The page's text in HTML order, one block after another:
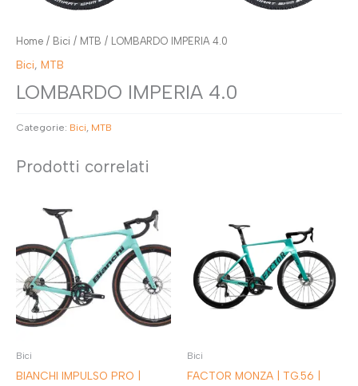
Home / Bici / MTB / LOMBARDO IMPERIA 4.0
Bici, MTB
LOMBARDO IMPERIA 4.0
Categorie: Bici MTB
Prodotti correlati
Bici
BIANCHI IMPULSO PRO |
Bici
FACTOR MONZA | TG.56 |